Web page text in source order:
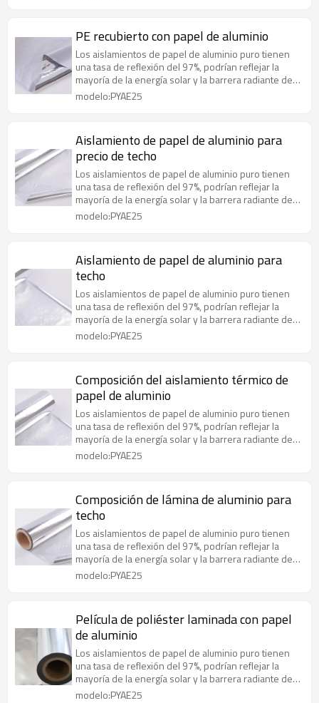
PE recubierto con papel de aluminio
Los aislamientos de papel de aluminio puro tienen
una tasa de reflexión del 97%, podrían reflejar la
mayoría de la energía solar y la barrera radiante de
manera efectiva
modelo:PYAE25
Aislamiento de papel de aluminio para
precio de techo
Los aislamientos de papel de aluminio puro tienen
una tasa de reflexión del 97%, podrían reflejar la
mayoría de la energía solar y la barrera radiante de
manera efectiva
modelo:PYAE25
Aislamiento de papel de aluminio para
techo
Los aislamientos de papel de aluminio puro tienen
una tasa de reflexión del 97%, podrían reflejar la
mayoría de la energía solar y la barrera radiante de
manera efectiva
modelo:PYAE25
Composición del aislamiento térmico de
papel de aluminio
Los aislamientos de papel de aluminio puro tienen
una tasa de reflexión del 97%, podrían reflejar la
mayoría de la energía solar y la barrera radiante de
manera efectiva
modelo:PYAE25
Composición de lámina de aluminio para
techo
Los aislamientos de papel de aluminio puro tienen
una tasa de reflexión del 97%, podrían reflejar la
mayoría de la energía solar y la barrera radiante de
manera efectiva
modelo:PYAE25
Película de poliéster laminada con papel
de aluminio
Los aislamientos de papel de aluminio puro tienen
una tasa de reflexión del 97%, podrían reflejar la
mayoría de la energía solar y la barrera radiante de
manera efectiva
modelo:PYAE25